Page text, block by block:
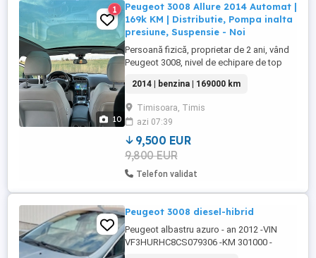
10
1
Peugeot 3008 Allure 2014 Automat |
169k KM | Distributie, Pompa inalta
presiune, Suspensie - Noi
Persoană fizică, proprietar de 2 ani, vând
Peugeot 3008, nivel de echipare de top
real de 169.000 km. Dacă cunoașteți
această motorizare (1.6 THP), știți că este
foarte sensibilă dacă este neglijată. Acest
exemplar este complet diferit: este o
mașină în care ...
2014 | benzina | 169000 km
Timisoara, Timis
azi 07:39
9,500 EUR
9,800 EUR
Telefon validat
Peugeot 3008 diesel-hibrid
Peugeot albastru azuro - an 2012 -VIN
VF3HURHC8CS079306 -KM 301000 -